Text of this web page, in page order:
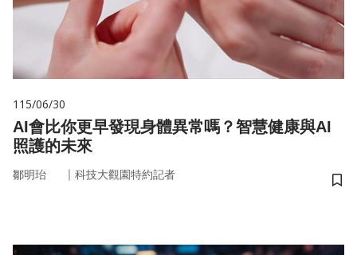
115/06/30
AI會比你更早發現身體異常嗎？智慧健康與AI
照護的未來
鄒明珆 ｜ 科技大觀園特約記者
儲